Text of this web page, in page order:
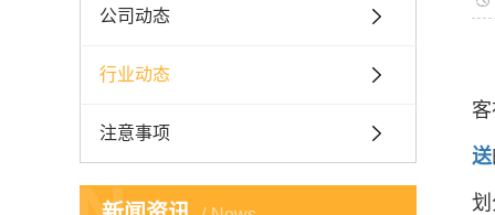
公司动态
行业动态
注意事项
送